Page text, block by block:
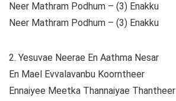
Neer Mathram Podhum – (3) Enakku
Neer Mathram Podhum – (3) Enakku
2. Yesuvae Neerae En Aathma Nesar
En Mael Evvalavanbu Koorntheer
Ennaiyee Meetka Thannaiyae Thantheer